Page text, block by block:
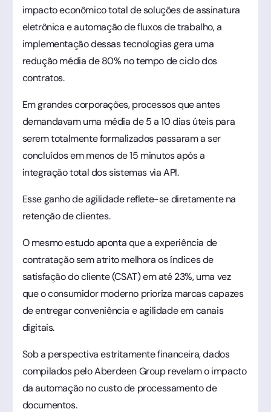
impacto econômico total de soluções de assinatura
eletrônica e automação de fluxos de trabalho, a
implementação dessas tecnologias gera uma
redução média de 80% no tempo de ciclo dos
contratos.
Em grandes corporações, processos que antes
demandavam uma média de 5 a 10 dias úteis para
serem totalmente formalizados passaram a ser
concluídos em menos de 15 minutos após a
integração total dos sistemas via API.
Esse ganho de agilidade reflete-se diretamente na
retenção de clientes.
O mesmo estudo aponta que a experiência de
contratação sem atrito melhora os índices de
satisfação do cliente (CSAT) em até 23%, uma vez
que o consumidor moderno prioriza marcas capazes
de entregar conveniência e agilidade em canais
digitais.
Sob a perspectiva estritamente financeira, dados
compilados pelo Aberdeen Group revelam o impacto
da automação no custo de processamento de
documentos.